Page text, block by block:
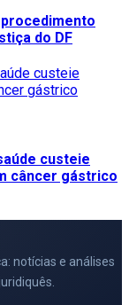
do DF
custeie
câncer gástrico
notícias e análises